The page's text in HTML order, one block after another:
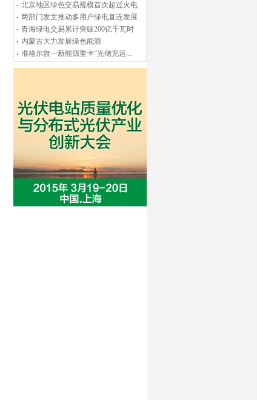
北京地区绿色交易规模首次超过火电
两部门发文推动多用户绿电直连发展
青海绿电交易累计突破200亿千瓦时
内蒙古大力发展绿色能源
准格尔旗一新能源重卡“光储充运...